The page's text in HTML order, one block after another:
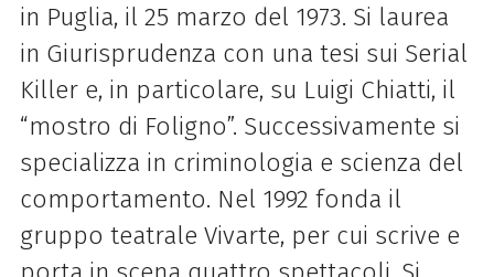
in Puglia, il 25 marzo del 1973. Si laurea
in Giurisprudenza con una tesi sui Serial
Killer e, in particolare, su Luigi Chiatti, il
“mostro di Foligno”. Successivamente si
specializza in criminologia e scienza del
comportamento. Nel 1992 fonda il
gruppo teatrale Vivarte, per cui scrive e